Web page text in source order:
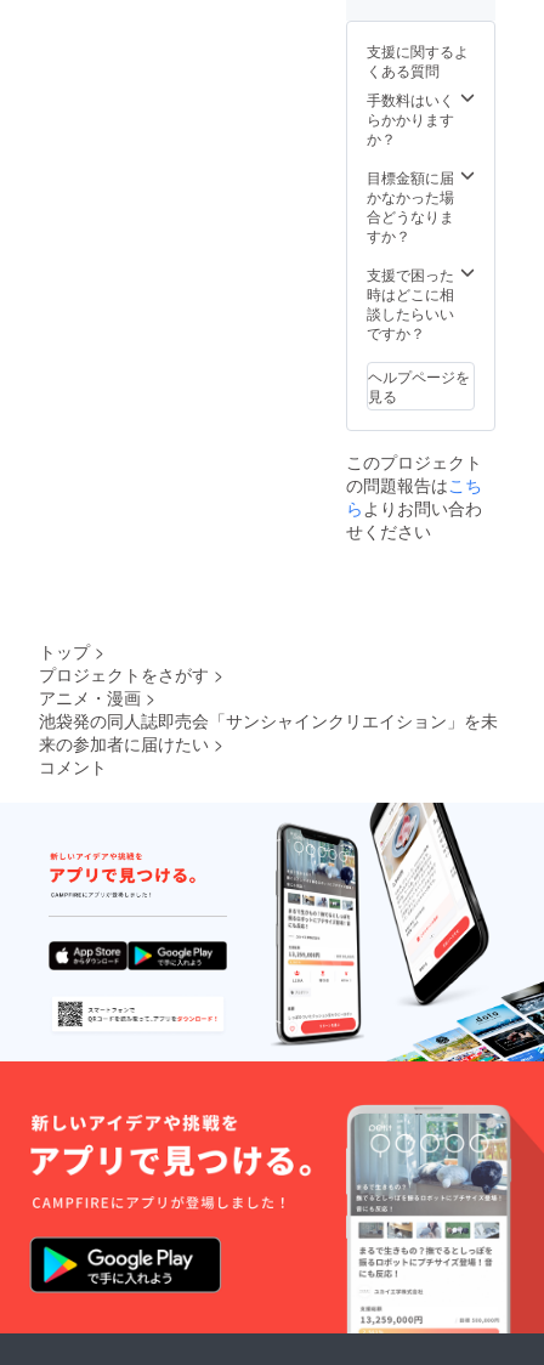
少女) 七
瀬葵
TH
HEAVE
(クレス
タ) 成瀬
守(THE
れっと
(うつら
うらら
か)
karory(
KARO
えでの
丘) あづ
み一樹
(ComeT
hrough)
りゅう
(P:P) 笹
井さじ
(Chilly
polka)
すいひ
(Oracle
Eggs)
ななろ
ば華(祭
社) やだ
ぽてと
(やだ
ぽっと)
にの子
(にのこ
や) ぱん
魔刻壱
(しもや
け堂) な
かじま
ゆか
(Digital
Lover)
柚子奈
ひよ(し
とろん
の杜) 花
花捲/草
お名前
をご入
力くだ
さい
【リ
ターン
シャイ
ンクリ
エイ
ペスト
リーフ
ルセッ
ト（15
御礼＋
限定レ
ポート
メール
リ2020
Autumn
で名前
の掲示
ださい
細＞
（全15
種） ・
サン
シャイ
ンクリ
エイ
ション
2020
Main
Visal タ
ペスト
リー（3
種）
こむ神
（きの
こむ
し）
Summe
r：あめ
とゆき
（あ
め の
ち ゆ
Autumn
で名前
を希望
される
方は
「備考
るお名
前をご
記入く
バッチ
詳細＞
島田ひ
ろかず
公司) い
ずみべ
る
(BELL'
BRAND
) 葵 竜
野介/す
ぎたに
こうじ
グル徒)
上茜(A･
M･R)
しっと
(モエモ
エカ
フェ) み
けおう
(PINK
CHUCH
U)
Mitha(In
dicolite)
奈月こ
ブレス)
しろ
(White
Paper)
梱枝り
こ(無人
少女) 七
瀬葵
(SEVEN
N) 呉マ
めに来
必要は
あるの
です
が……)
当日の8
に会場
に来場
可能な
方に限
す。
【リ
ターン
内容】
シャイ
ンクリ
エイ
ション
tumn入
場列誘
導体験
◆Creat
ion: Re-
creatio
n ロゴ
/ XL )
◆2021
Future
Pass ◆
御礼＋
限定レ
ポート
メール
※サンク
リ2020
Autumn
で名前
の掲示
を希望
方は
「備考
欄」に
掲示す
るお名
前をご
記入く
ださい
ます！
イベン
トが中
止・延
期に
なった
後日の
開催に
振替さ
せて頂
す。 ※
サン
シャイ
ンクリ
ション
2020Au
tumn当
日の15
に来場
可能な
方に限
りま
す。
2020Au
tumn閉
ion: Re-
creatio
n ロゴ
入りタ
オル
（W860
×H340)
◆Creat
ion: Re-
creatio
n ロゴ
入りＴ
シャツ(
S / M / L
◆2021
Future
Pass ◆
御礼＋
限定レ
ポート
メール
※サンク
リ2020
で名前
の掲示
を希望
支援に関するよ
くある質問
手数料はいく
らかかります
か？
目標金額に届
かなかった場
合どうなりま
すか？
支援で困った
時はどこに相
談したらいい
ですか？
ヘルプページを
見る
このプロジェクト
の問題報告はこち
ら よりお問い合わ
せください
トップ >
プロジェクトをさがす >
アニメ・漫画 >
池袋発の同人誌即売会「サンシャインクリエイション」を未
来の参加者に届けたい >
コメント